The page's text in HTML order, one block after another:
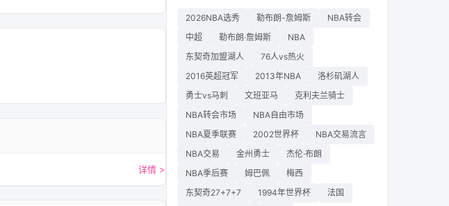
详情 >
2026NBA选秀 勒布朗-詹姆斯
NBA转会
中超
勒布朗·詹姆斯
NBA
东契奇加盟湖人
76人vs热火
2016英超冠军
2013年NBA
洛杉矶湖人
勇士vs马刺
文班亚马
克利夫兰骑士
NBA转会市场
NBA自由市场
NBA夏季联赛
2002世界杯
NBA交易流言
NBA交易
金州勇士
杰伦·布朗
NBA季后赛
姆巴佩
梅西
东契奇27+7+7
1994年世界杯
法国